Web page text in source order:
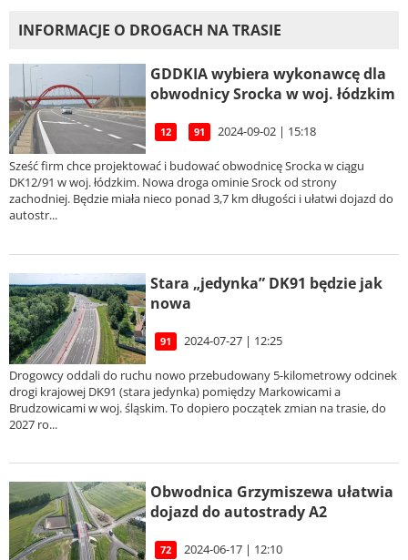
INFORMACJE O DROGACH NA TRASIE
GDDKIA wybiera wykonawcę dla
obwodnicy Srocka w woj. łódzkim
12 91 2024-09-02 | 15:18
Sześć firm chce projektować i budować obwodnicę Srocka w ciągu
DK12/91 w woj. łódzkim. Nowa droga ominie Srock od strony
zachodniej. Będzie miała nieco ponad 3,7 km długości i ułatwi dojazd do
autostr...
Stara „jedynka” DK91 będzie jak
nowa
91 2024-07-27 | 12:25
Drogowcy oddali do ruchu nowo przebudowany 5-kilometrowy odcinek
drogi krajowej DK91 (stara jedynka) pomiędzy Markowicami a
Brudzowicami w woj. śląskim. To dopiero początek zmian na trasie, do
2027 ro...
Obwodnica Grzymiszewa ułatwia
dojazd do autostrady A2
72 2024-06-17 | 12:10